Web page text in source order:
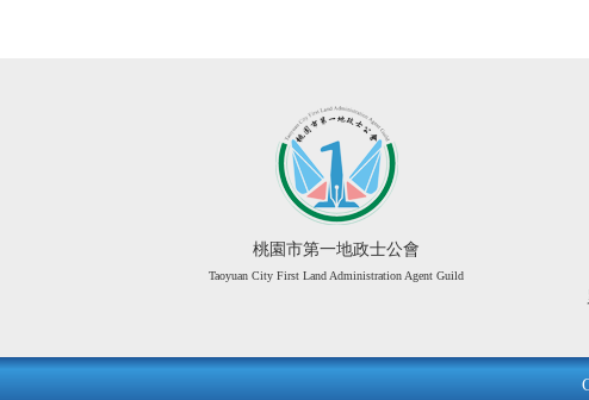
桃園市第一地政士公會
Taoyuan City First Land Administration Agent Guild